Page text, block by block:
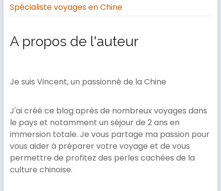
Spécialiste voyages en Chine
A propos de l'auteur
Je suis Vincent, un passionné de la Chine
J'ai créé ce blog après de nombreux voyages dans
le pays et notamment un séjour de 2 ans en
immersion totale. Je vous partage ma passion pour
vous aider à préparer votre voyage et de vous
permettre de profitez des perles cachées de la
culture chinoise.